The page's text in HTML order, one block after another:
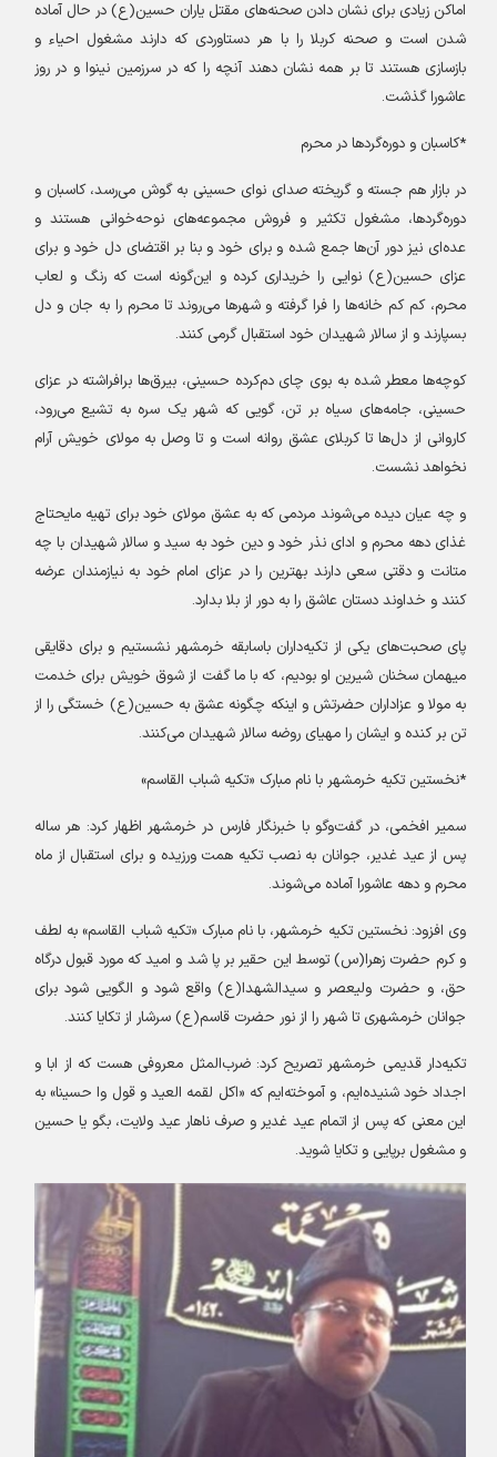
اماکن زیادی برای نشان دادن صحنه‌های مقتل یاران حسین(ع) در حال آماده
شدن است و صحنه کربلا را با هر دستاوردی که دارند مشغول احیاء و
بازسازی هستند تا بر همه نشان دهند آنچه را که در سرزمین نینوا و در روز
عاشورا گذشت.
کاسبان و دوره‌گردها در محرم
در بازار هم جسته و گریخته صدای نوای حسینی به گوش می‌رسد، کاسبان و
دوره‌گردها، مشغول تکثیر و فروش مجموعه‌های نوحه‌خوانی هستند و
عده‌ای نیز دور آن‌ها جمع شده و برای خود و بنا بر اقتضای دل خود و برای
عزای حسین(ع)نوایی را خریداری کرده و این‌گونه است که رنگ و لعاب
محرم، کم کم خانه‌ها را فرا گرفته و شهر‌ها می‌روند تا محرم را به جان و دل
بسپارند و از سالار شهیدان خود استقبال گرمی کنند.
کوچه‌ها معطر شده به بوی چای دم‌کرده حسینی، بیرق‌ها برافراشته در عزای
حسینی، جامه‌های سیاه بر تن، گویی که شهر یک سره به تشیع می‌رود،
کاروانی از دل‌ها تا کربلای عشق روانه است و تا وصل به مولای خویش آرام
نخواهد نشست.
و چه عیان دیده می‌شوند مردمی که به عشق مولای خود برای تهیه مایحتاج
غذای دهه محرم و ادای نذر خود و دین خود به سید و سالار شهیدان با چه
متانت و دقتی سعی دارند بهترین را در عزای امام خود به نیازمندان عرضه
کنند و خداوند دستان عاشق را به دور از بلا بدارد.
پای صحبت‌های یکی از تکیه‌داران باسابقه خرمشهر نشستیم و برای دقایقی
میهمان سخنان شیرین او بودیم، که با ما گفت از شوق خویش برای خدمت
به مولا و عزاداران حضرتش و اینکه چگونه عشق به حسین(ع) خستگی را از
تن بر کنده و ایشان را مهیای روضه سالار شهیدان می‌کنند.
نخستین تکیه خرمشهر با نام مبارک «تکیه شباب القاسم»
سمیر افخمی، در گفت‌و‌گو با خبرنگار فارس در خرمشهر اظهار کرد: هر ساله
پس از عید غدیر، جوانان به نصب تکیه همت ورزیده و برای استقبال از ماه
محرم و دهه عاشورا آماده می‌شوند.
وی افزود: نخستین تکیه خرمشهر، با نام مبارک «تکیه شباب القاسم» به لطف
و کرم حضرت زهرا(س) توسط این حقیر بر پا شد و امید که مورد قبول درگاه
حق، و حضرت ولیعصر و سیدالشهدا(ع) واقع شود و الگویی شود برای
جوانان خرمشهری تا شهر را از نور حضرت قاسم(ع) سرشار از تکایا کنند.
تکیه‌دار قدیمی خرمشهر تصریح کرد: ضرب‌المثل معروفی هست که از ابا و
اجداد خود شنیده‌ایم، و آموخته‌ایم که «اکل لقمه العید و قول وا حسینا» به
این معنی که پس از اتمام عید غدیر و صرف ناهار عید ولایت، بگو یا حسین
و مشغول برپایی و تکایا شوید.